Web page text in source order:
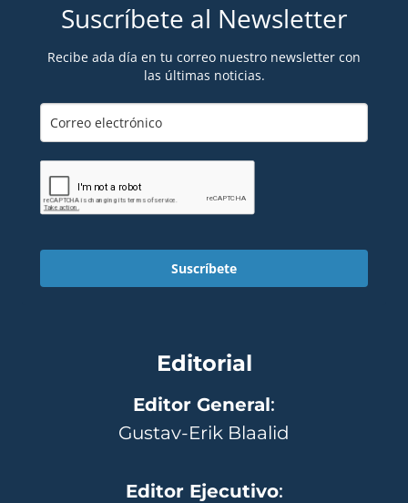
Suscríbete al Newsletter
Recibe ada día en tu correo nuestro newsletter con
las últimas noticias.
Suscríbete
Editorial
Editor General:
Gustav-Erik Blaalid
Editor Ejecutivo: